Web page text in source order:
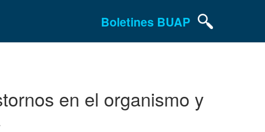
Boletines BUAP
en el organismo y